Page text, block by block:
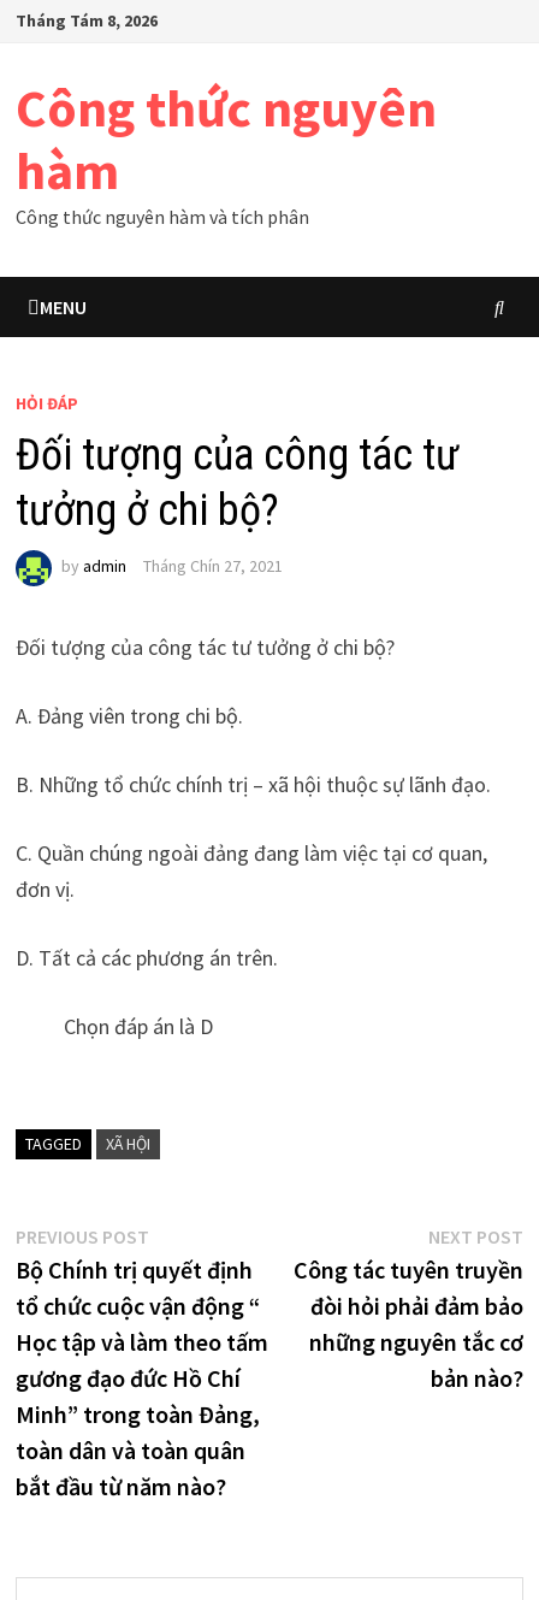
SkipTháng Tám 8, 2026
Công thức nguyên
hàm
Công thức nguyên hàm và tích phân
MENU
HỎI ĐÁP
Đối tượng của công tác tư
tưởng ở chi bộ?
by admin Tháng Chín 27, 2021
Đối tượng của công tác tư tưởng ở chi bộ?
A. Đảng viên trong chi bộ.
B. Những tổ chức chính trị – xã hội thuộc sự lãnh đạo.
C. Quần chúng ngoài đảng đang làm việc tại cơ quan,
đơn vị.
D. Tất cả các phương án trên.
Chọn đáp án là D
TAGGED XÃ HỘI
Điều
hướng
bài
viết
PREVIOUS POSTPrevious
post:
Bộ Chính trị quyết định
tổ chức cuộc vận động “
Học tập và làm theo tấm
gương đạo đức Hồ Chí
Minh” trong toàn Đảng,
toàn dân và toàn quân
bắt đầu từ năm nào?
NEXT POST
Công tác tuyên truyền
đòi hỏi phải đảm bảo
những nguyên tắc cơ
bản nào?